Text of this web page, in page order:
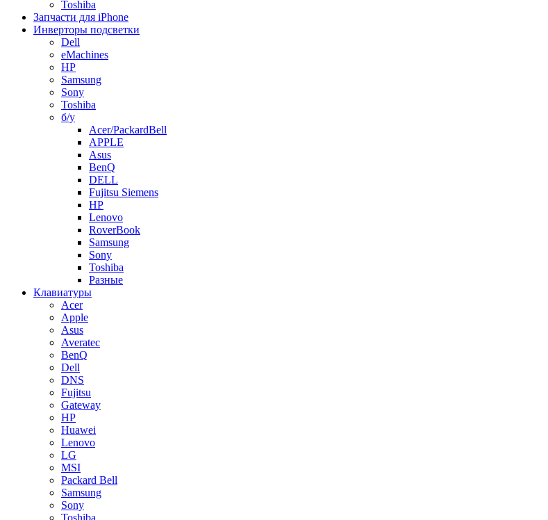
Toshiba
Запчасти для iPhone
Инверторы подсветки
Dell
eMachines
HP
Samsung
Sony
Toshiba
б/у
Acer/PackardBell
APPLE
Asus
BenQ
DELL
Fujitsu Siemens
HP
Lenovo
RoverBook
Samsung
Sony
Toshiba
Разные
Клавиатуры
Acer
Apple
Asus
Averatec
BenQ
Dell
DNS
Fujitsu
Gateway
HP
Huawei
Lenovo
LG
MSI
Packard Bell
Samsung
Sony
Toshiba